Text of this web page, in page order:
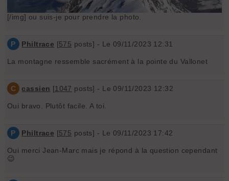
[/img] ou suis-je pour prendre la photo.
P Philtrace [575 posts] - Le 09/11/2023 12:31
La montagne ressemble sacrément à la pointe du Vallonet
C cassien [1047 posts] - Le 09/11/2023 12:32
Oui bravo. Plutôt facile. A toi.
P Philtrace [575 posts] - Le 09/11/2023 17:42
Oui merci Jean-Marc mais je répond à la question cependant
😉